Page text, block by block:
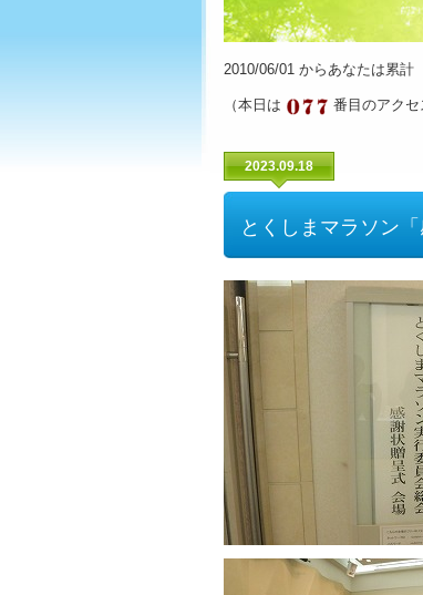
2010/06/01 からあなたは累計
（本日は 番目のアク
2023.09.18
とくしまマラソン